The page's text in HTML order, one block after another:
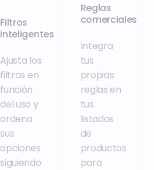
Filtros
inteligentes
Ajusta los
filtros en
función
del uso y
ordena
sus
opciones
siguiendo
Reglas
comerciales
Integra
tus
propias
reglas en
tus
listados
de
productos
para